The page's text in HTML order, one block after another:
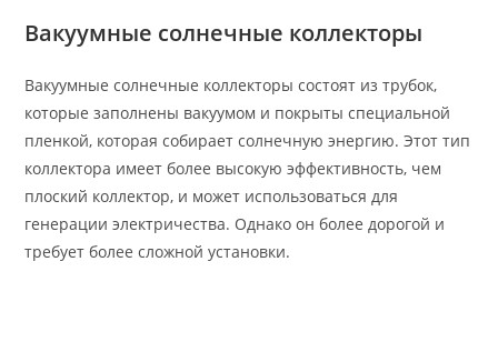
Вакуумные солнечные коллекторы
Вакуумные солнечные коллекторы состоят из трубок,
которые заполнены вакуумом и покрыты специальной
пленкой, которая собирает солнечную энергию. Этот тип
коллектора имеет более высокую эффективность, чем
плоский коллектор, и может использоваться для
генерации электричества. Однако он более дорогой и
требует более сложной установки.